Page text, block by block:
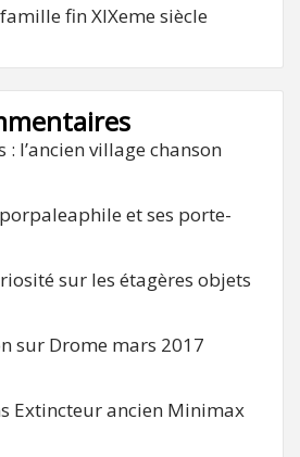
fin XIXeme siècle
: l’ancien village chanson
et ses porte-
sur les étagères objets
sur Drome mars 2017
Extincteur ancien Minimax